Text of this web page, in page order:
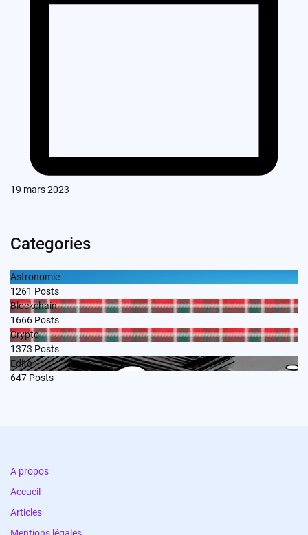
19 mars 2023
Categories
Astronomie
1261 Posts
Blockchain
1666 Posts
Crypto
1373 Posts
Edito
647 Posts
A propos
Accueil
Articles
Mentions légales